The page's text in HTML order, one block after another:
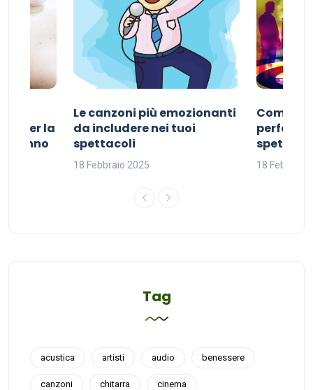
per la
sonno
Le canzoni più emozionanti
da includere nei tuoi
spettacoli
18 Febbraio 2025
Come
perfetta
18 Febbraio
Tag
acustica artisti audio benessere
canzoni chitarra cinema